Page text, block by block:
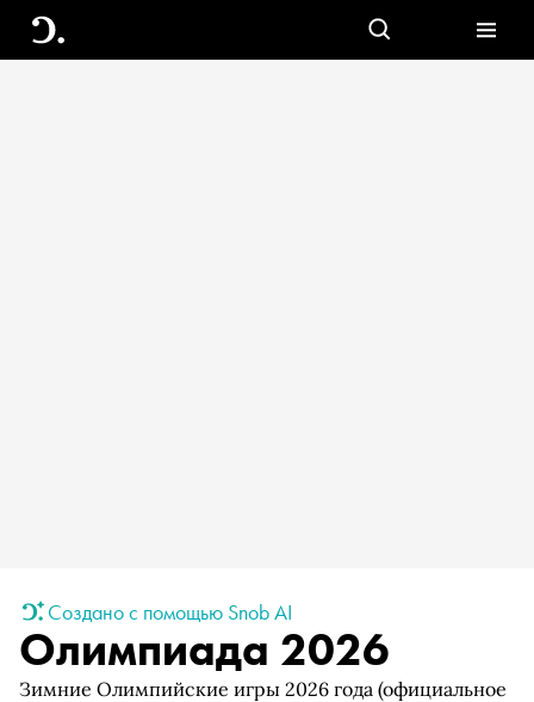
Создано с помощью Snob AI
Олимпиада 2026
Зимние Олимпийские игры 2026 года (официальное